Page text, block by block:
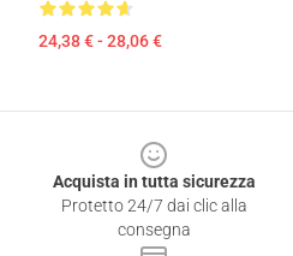
24,38 € - 28,06 €
Acquista in tutta sicurezza
Protetto 24/7 dai clic alla
consegna